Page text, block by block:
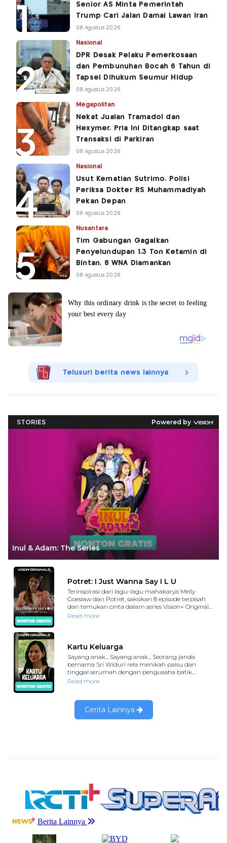
Senior AS Minta Pemerintah
Trump Cari Jalan Damai Lawan Iran
08 Agustus 2026
Nasional
DPR Desak Pelaku Pemerkosaan
dan Pembunuhan Bocah 6 Tahun di
Tapsel Dihukum Seumur Hidup
08 Agustus 2026
Megapolitan
Nekat Jualan Tramadol dan
Hexymer, Pria Ini Ditangkap saat
Transaksi di Parkiran
08 Agustus 2026
Nasional
Usut Kematian Sutrimo, Polisi
Periksa Dokter RS Muhammadiyah
Pekan Depan
08 Agustus 2026
Nusantara
Tim Gabungan Gagalkan
Penyelundupan 1,3 Ton Ketamin di
Bintan, 8 WNA Diamankan
08 Agustus 2026
Telusuri berita news lainnya